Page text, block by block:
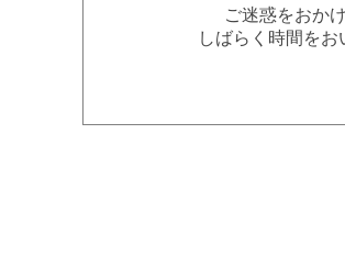
ご迷惑をおか
しばらく時間を